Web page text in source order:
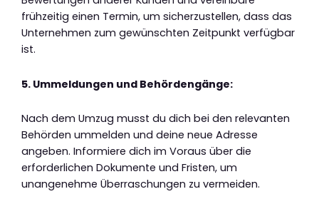
frühzeitig einen Termin, um sicherzustellen, dass das
Unternehmen zum gewünschten Zeitpunkt verfügbar
ist.
5. Ummeldungen und Behördengänge:
Nach dem Umzug musst du dich bei den relevanten
Behörden ummelden und deine neue Adresse
angeben. Informiere dich im Voraus über die
erforderlichen Dokumente und Fristen, um
unangenehme Überraschungen zu vermeiden.